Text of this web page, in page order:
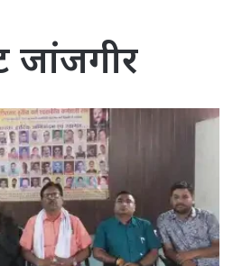
जांजगीर